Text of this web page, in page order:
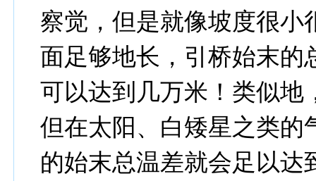
察觉，但是就像坡度很小
面足够地长，引桥始末
可以达到几万米！类似地
但在太阳、白矮星之类的
的始末总温差就会足以达